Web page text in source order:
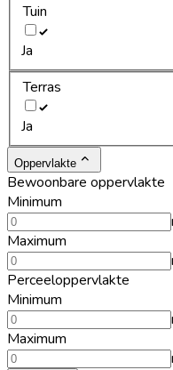
Tuin
Ja
Terras
Ja
Oppervlakte
Bewoonbare oppervlakte
Minimum
Maximum
Perceeloppervlakte
Minimum
Maximum